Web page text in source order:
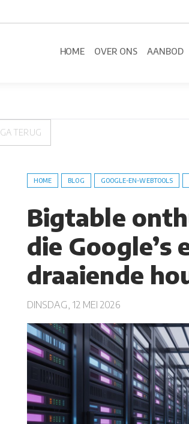
HOME OVER ONS AANBOD
GA TERUG
HOME BLOG GOOGLE-EN-WEBTOOLS
Bigtable
die Google’s
draaiende
DINSDAG, 12 MEI 2026